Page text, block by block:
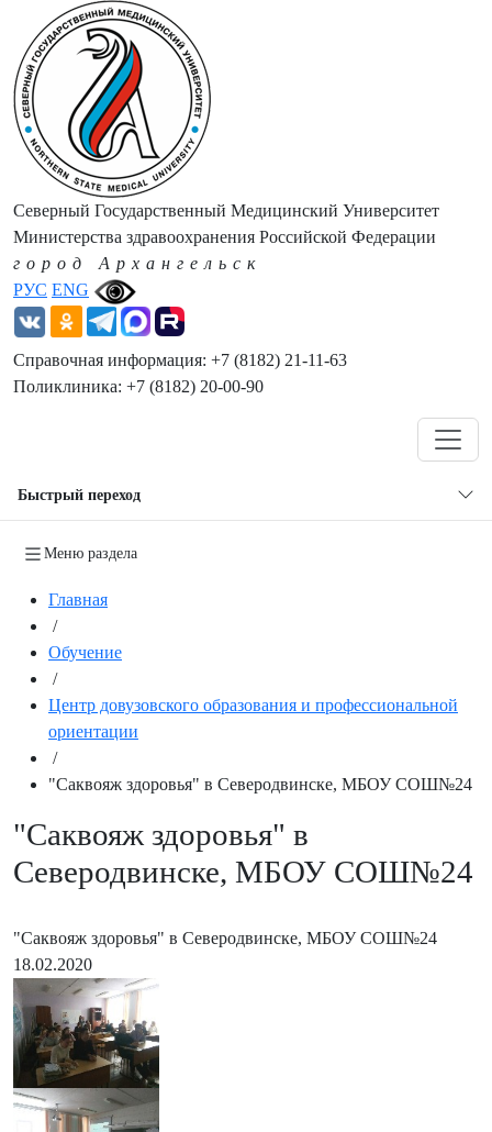
РУС ENG
Северный Государственный Медицинский Университет
Министерства здравоохранения Российской Федерации
город Архангельск
Справочная информация: +7 (8182) 21-11-63
Поликлиника: +7 (8182) 20-00-90
Быстрый переход
Меню раздела
Главная
/
Обучение
/
Центр довузовского образования и профессиональной
ориентации
/
"Саквояж здоровья" в Северодвинске, МБОУ СОШ№24
"Саквояж здоровья" в
Северодвинске, МБОУ СОШ№24
"Саквояж здоровья" в Северодвинске, МБОУ СОШ№24
18.02.2020